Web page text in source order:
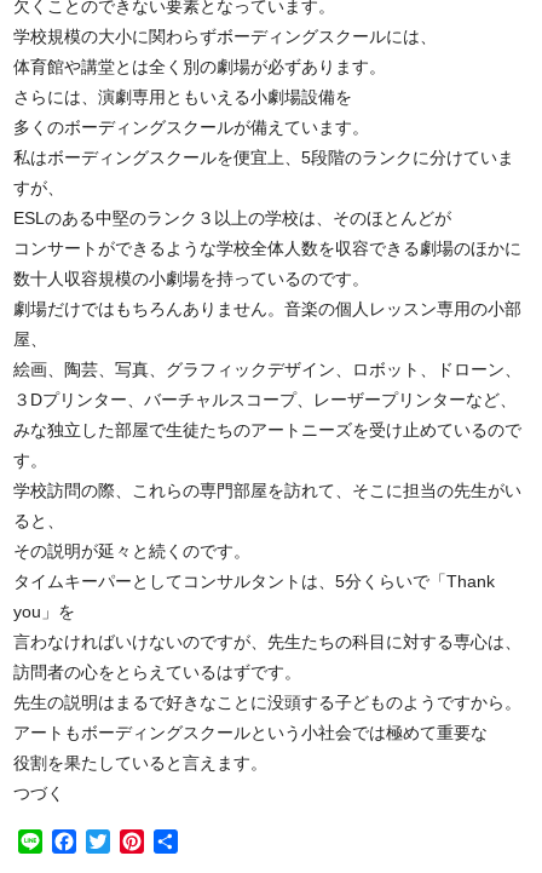
欠くことのできない要素となっています。
学校規模の大小に関わらずボーディングスクールには、
体育館や講堂とは全く別の劇場が必ずあります。
さらには、演劇専用ともいえる小劇場設備を
多くのボーディングスクールが備えています。
私はボーディングスクールを便宜上、5段階のランクに分けていま
すが、
ESLのある中堅のランク３以上の学校は、そのほとんどが
コンサートができるような学校全体人数を収容できる劇場のほかに
数十人収容規模の小劇場を持っているのです。
劇場だけではもちろんありません。音楽の個人レッスン専用の小部
屋、
絵画、陶芸、写真、グラフィックデザイン、ロボット、ドローン、
３Dプリンター、バーチャルスコープ、レーザープリンターなど、
みな独立した部屋で生徒たちのアートニーズを受け止めているので
す。
学校訪問の際、これらの専門部屋を訪れて、そこに担当の先生がい
ると、
その説明が延々と続くのです。
タイムキーパーとしてコンサルタントは、5分くらいで「Thank
you」を
言わなければいけないのですが、先生たちの科目に対する専心は、
訪問者の心をとらえているはずです。
先生の説明はまるで好きなことに没頭する子どものようですから。
アートもボーディングスクールという小社会では極めて重要な
役割を果たしていると言えます。
つづく
Line Facebook
TwitterPinterest